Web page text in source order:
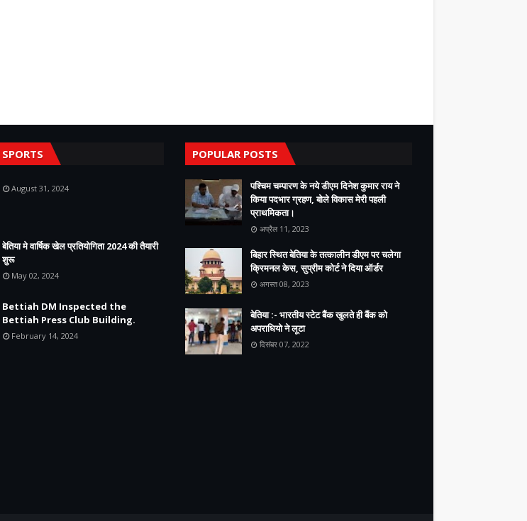
August 31, 2024
बेतिया मे वार्षिक खेल प्रतियोगिता 2024 की तैयारी
शुरू
May 02, 2024
Bettiah DM Inspected the
Bettiah Press Club Building.
February 14, 2024
POPULAR POSTS
पश्चिम चम्पारण के नये डीएम दिनेश कुमार राय ने
किया पदभार ग्रहण, बोले विकास मेरी पहली
प्राथमिकता।
अप्रैल 11, 2023
बिहार स्थित बेतिया के तत्कालीन डीएम पर चलेगा
क्रिमनल केस, सुप्रीम कोर्ट ने दिया ऑर्डर
अगस्त 08, 2023
बेतिया :- भारतीय स्टेट बैंक खुलते ही बैंक को
अपराधियो ने लूटा
दिसंबर 07, 2022